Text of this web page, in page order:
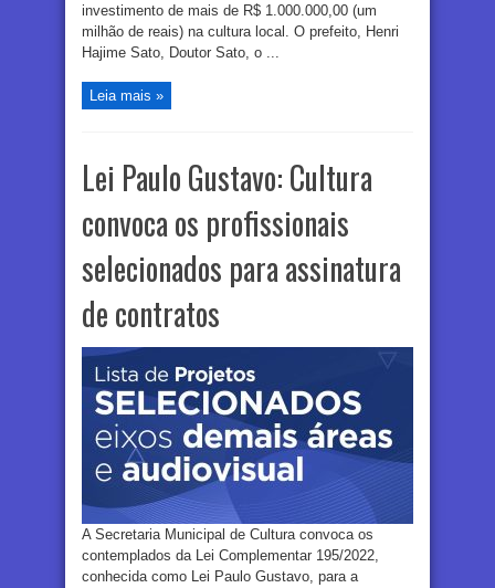
investimento de mais de R$ 1.000.000,00 (um
milhão de reais) na cultura local. O prefeito, Henri
Hajime Sato, Doutor Sato, o ...
Leia mais »
Lei Paulo Gustavo: Cultura
convoca os profissionais
selecionados para assinatura
de contratos
A Secretaria Municipal de Cultura convoca os
contemplados da Lei Complementar 195/2022,
conhecida como Lei Paulo Gustavo, para a